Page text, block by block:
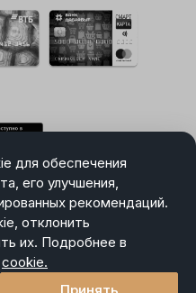
для обеспечения
его улучшения,
рекомендаций.
отклонить
их. Подробнее в
cookie.
Cookie
персональных данных
соглашение